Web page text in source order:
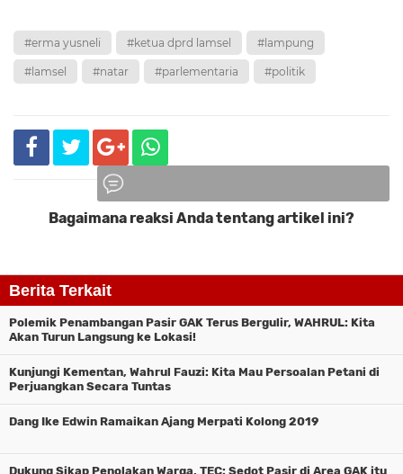
#erma yusneli #ketua dprd lamsel #lampung
#lamsel #natar #parlementaria #politik
Komentar
Bagaimana reaksi Anda tentang artikel ini?
Berita Terkait
Polemik Penambangan Pasir GAK Terus Bergulir, WAHRUL: Kita
Akan Turun Langsung ke Lokasi!
Kunjungi Kementan, Wahrul Fauzi: Kita Mau Persoalan Petani di
Perjuangkan Secara Tuntas
Dang Ike Edwin Ramaikan Ajang Merpati Kolong 2019
Dukung Sikap Penolakan Warga, TEC: Sedot Pasir di Area GAK itu